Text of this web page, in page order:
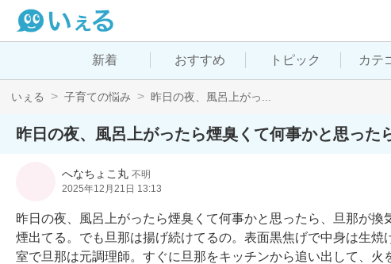
新着 おすすめ トピック カテ
いぇる 子育ての悩み 昨日の夜、風呂上がっ...
昨日の夜、風呂上がったら煙臭くて何事かと思っ
へなちょこ丸 不明
2025年12月21日 13:13
昨日の夜、風呂上がったら煙臭くて何事かと思ったら、旦那が
煙出てる。でも旦那は揚げ続けてるの。表面黒焦げで中身は生
室で旦那は元調理師。すぐに旦那をキッチンから追い出して、